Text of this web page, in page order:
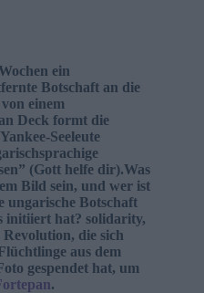
ein
Botschaft an die
einem
Deck formt die
Seeleute
(Gott helfe dir).Was
Bild sein, und wer ist
ungarische Botschaft
initiiert hat? solidarity,
Revolution, die sich
aus dem
gespendet hat, um
.